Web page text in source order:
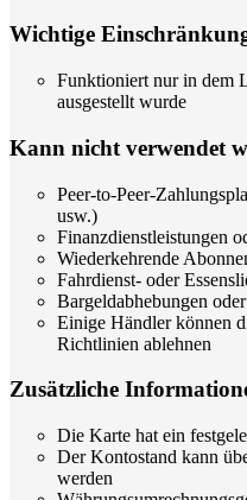
Wichtige
Funktioniert nur in dem
ausgestellt wurde
Kann nicht verwendet
Peer-to-Peer-
usw.)
Finanzdienstleistungen
Wiederkehrende
Fahrdienst- oder
Bargeldabhebungen
Einige Händler können
Richtlinien ablehnen
Zusätzliche
Die Karte hat ein
Der Kontostand kann
werden